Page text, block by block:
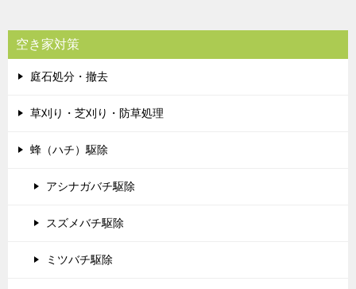
空き家対策
庭石処分・撤去
草刈り・芝刈り・防草処理
蜂（ハチ）駆除
アシナガバチ駆除
スズメバチ駆除
ミツバチ駆除